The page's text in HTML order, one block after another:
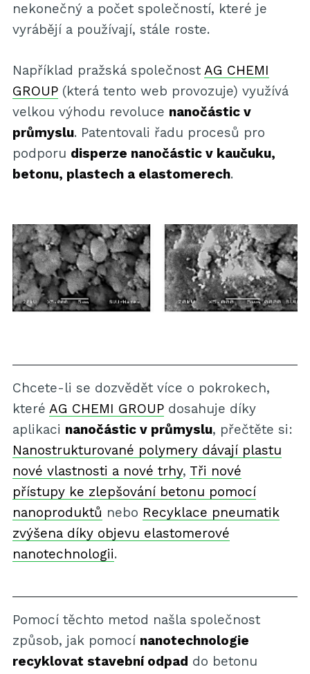
nekonečný a počet společností, které je
vyrábějí a používají, stále roste.
Například pražská společnost AG CHEMI
GROUP(která tento web provozuje) využívá
velkou výhodu revoluce nanočástic v
průmyslu. Patentovali řadu procesů pro
podporu disperze nanočástic v kaučuku,
betonu, plastech a elastomerech.
Chcete-li se dozvědět více o pokrokech,
které AG CHEMI GROUPdosahuje díky
aplikaci nanočástic v průmyslu, přečtěte si:
Nanostrukturované polymery dávají plastu
nové vlastnosti a nové trhy, Tři nové
přístupy ke zlepšování betonu pomocí
nanoproduktů nebo Recyklace pneumatik
zvýšena díky objevu elastomerové
nanotechnologii.
Pomocí těchto metod našla společnost
způsob, jak pomocí nanotechnologie
recyklovat stavební odpad do betonu